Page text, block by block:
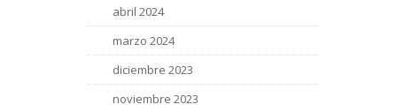
abril 2024
marzo 2024
diciembre 2023
noviembre 2023